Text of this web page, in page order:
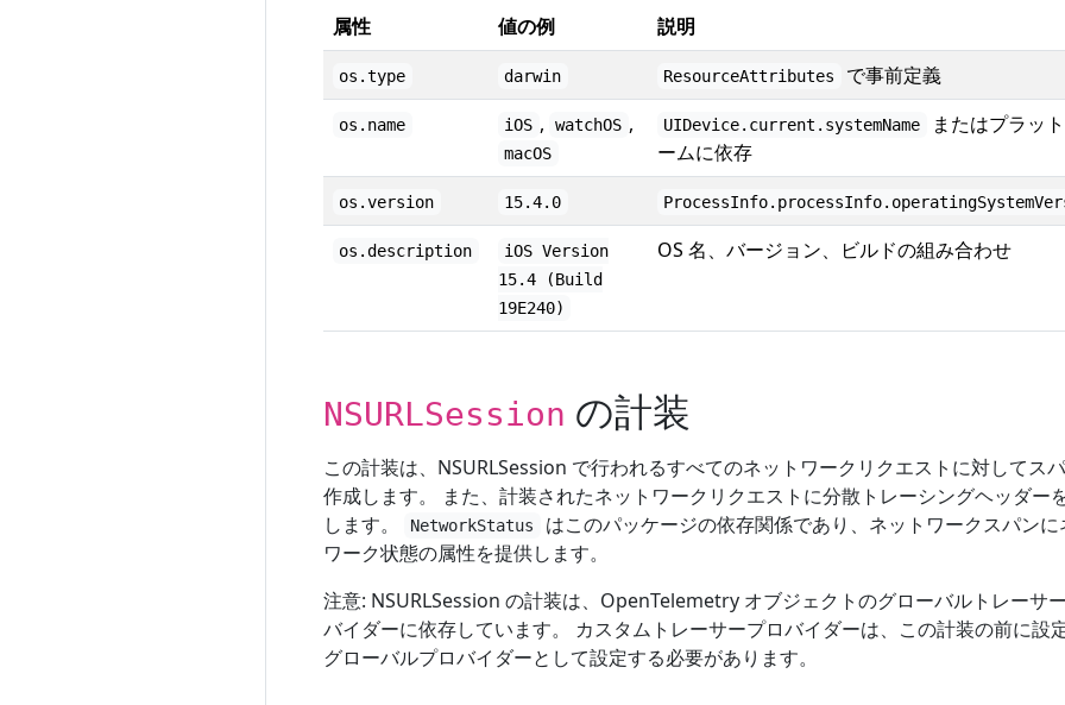
属性 値の例 説明
os.type darwin ResourceAttributes で事前定義
os.name iOS , watchOS ,
macOS
UIDevice.current.systemName
またはプラッ
ームに依存
os.version 15.4.0
os.description
iOS Version
15.4 (Build
19E240)
OS 名、バージョン、ビルドの組み合わせ
NSURLSession の計装
この計装は、NSURLSession で行われるすべてのネットワークリクエストに対してス
作成します。 また、計装されたネットワークリクエストに分散トレーシングヘッダー
します。
NetworkStatus
はこのパッケージの依存関係であり、ネットワークスパンに
ワーク状態の属性を提供します。
注意: NSURLSession の計装は、OpenTelemetry オブジェクトのグローバルトレーサ
バイダーに依存しています。 カスタムトレーサープロバイダーは、この計装の前に設定
グローバルプロバイダーとして設定する必要があります。